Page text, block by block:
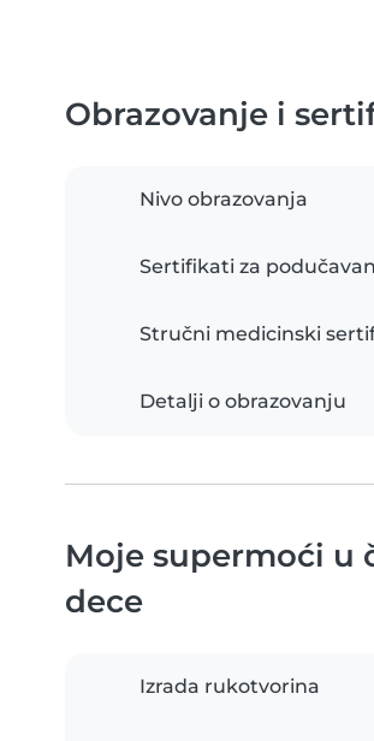
Obrazovanje i
Nivo obrazovanja
Sertifikati za
Stručni medicinski
Detalji o obrazovanju
Moje supermoći u
dece
Izrada rukotvorina